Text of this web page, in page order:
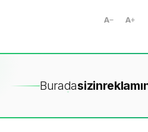
A A
Buradasizin